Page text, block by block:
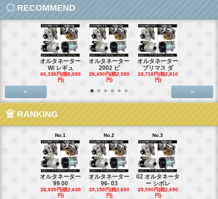
RECOMMEND
オルタネーター
W/ レギュ
66,330円(税6,030
円)
オルタネーター
2002 ビ
28,490円(税2,590
円)
オルタネーター
プリマス ダ
28,710円(税2,610
円)
< >
RANKING
No.1
オルタネーター
99 00
28,930円(税2,630
円)
No.2
オルタネーター
96- 03
29,150円(税2,650
円)
No.3
02 オルタネータ
ー シボレ
29,590円(税2,690
円)